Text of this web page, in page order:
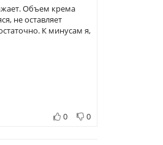
Объем крема
не оставляет
К минусам я,
0 0